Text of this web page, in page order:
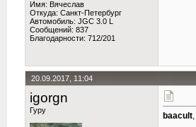
Имя: Вячеслав
Откуда: Санкт-Петербург
Автомобиль: JGC 3.0 L
Сообщений: 837
Благодарности: 712/201
20.09.2017, 11:04
igorgn
Гуру
baacult,